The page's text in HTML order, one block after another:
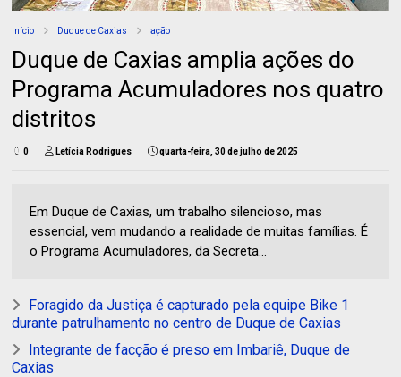
Início Duque de Caxias ação
Duque de Caxias amplia ações do
Programa Acumuladores nos quatro
distritos
0 Letícia Rodrigues quarta-feira, 30 de julho de 2025
Em Duque de Caxias, um trabalho silencioso, mas
essencial, vem mudando a realidade de muitas famílias. É
o Programa Acumuladores, da Secreta...
Foragido da Justiça é capturado pela equipe Bike 1
durante patrulhamento no centro de Duque de Caxias
Integrante de facção é preso em Imbariê, Duque de
Caxias